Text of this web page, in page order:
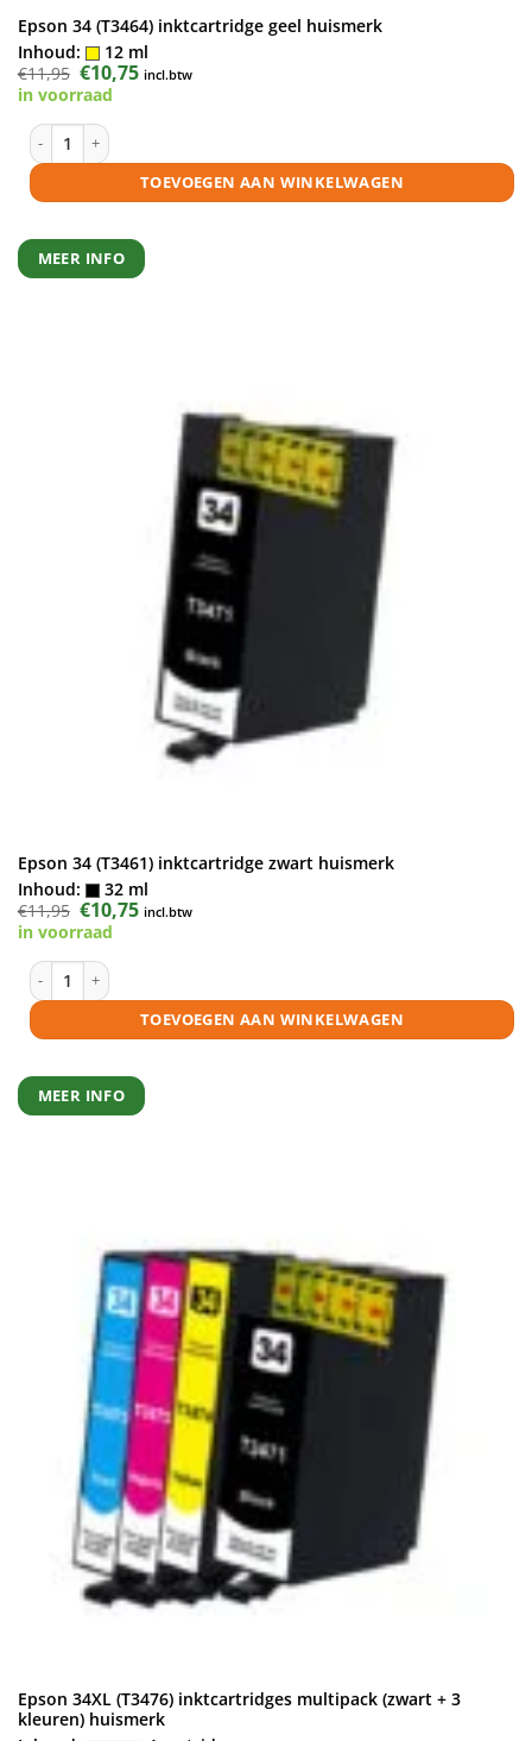
Epson 34 (T3464) inktcartridge geel huismerk
Inhoud:
12 ml
€11,95 Oorspronkelijke
prijs
was:
€10,75Huidige
prijs
incl.btw
in voorraad
Epson 34 (T3464) inktcartridge geel huismerk aantal
TOEVOEGEN AAN WINKELWAGEN
MEER INFO
Epson 34 (T3461) inktcartridge zwart huismerk
Inhoud:
32 ml
€11,95 Oorspronkelijke
prijs
was:
€10,75Huidige
prijs
incl.btw
in voorraad
Epson 34 (T3461) inktcartridge zwart huismerk aantal
TOEVOEGEN AAN WINKELWAGEN
MEER INFO
Epson 34XL (T3476) inktcartridges multipack (zwart + 3
kleuren) huismerk